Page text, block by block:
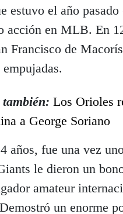
estuvo el año
acción en MLB. En
Francisco de
Los Orioles
a George Soriano
años, fue una vez
le dieron un
amateur
un enorme